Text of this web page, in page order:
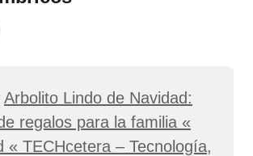
Arbolito Lindo de Navidad:
regalos para la familia «
« TECHcetera – Tecnología,